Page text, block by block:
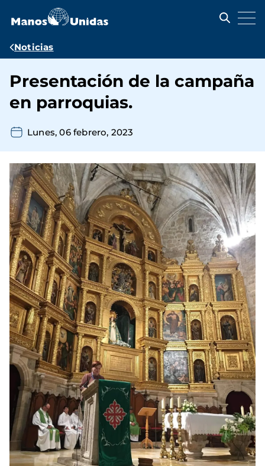
contenido
Ruta
navegación
Noticias
Presentación de la campaña
en parroquias.
Lunes, 06 febrero, 2023